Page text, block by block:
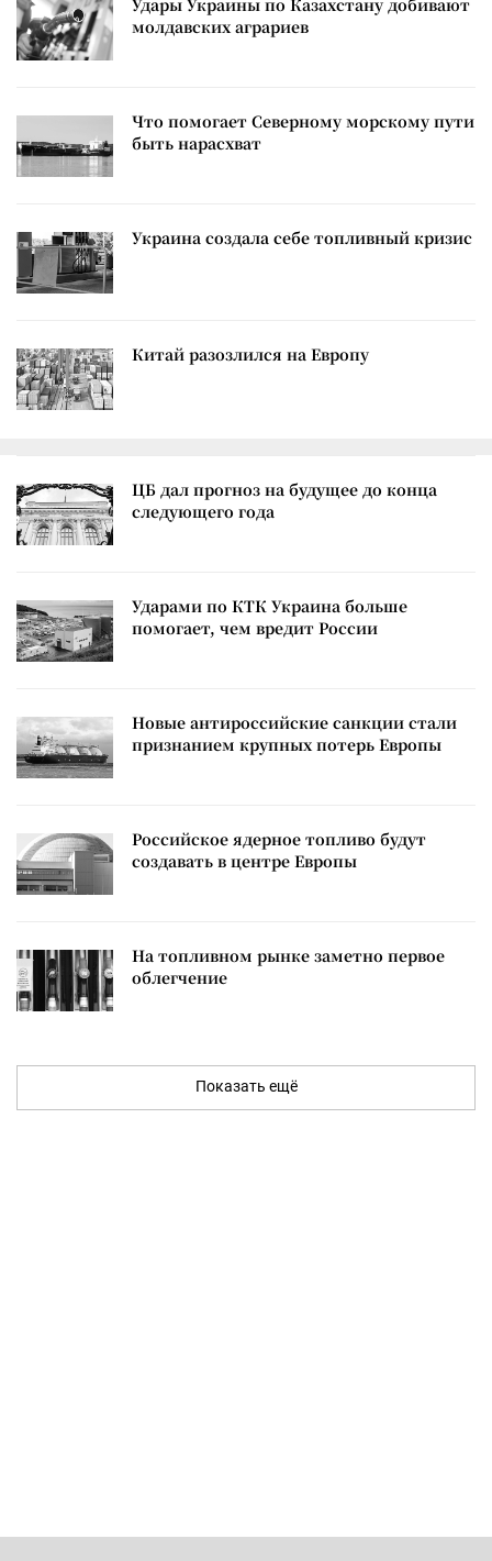
Удары Украины по Казахстану добивают
молдавских аграриев
Что помогает Северному морскому пути
быть нарасхват
Украина создала себе топливный кризис
Китай разозлился на Европу
ЦБ дал прогноз на будущее до конца
следующего года
Ударами по КТК Украина больше
помогает, чем вредит России
Новые антироссийские санкции стали
признанием крупных потерь Европы
Российское ядерное топливо будут
создавать в центре Европы
На топливном рынке заметно первое
облегчение
Показать ещё